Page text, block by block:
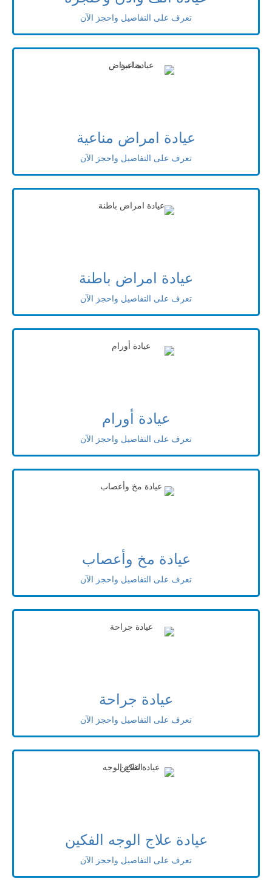
تعرف على التفاصيل واحجز الآن
عيادة امراض مناعية
تعرف على التفاصيل واحجز الآن
عيادة امراض باطنة
تعرف على التفاصيل واحجز الآن
عيادة أورام
تعرف على التفاصيل واحجز الآن
عيادة مخ وأعصاب
تعرف على التفاصيل واحجز الآن
عيادة جراحة
تعرف على التفاصيل واحجز الآن
عيادة علاج الوجه الفكين
تعرف على التفاصيل واحجز الآن